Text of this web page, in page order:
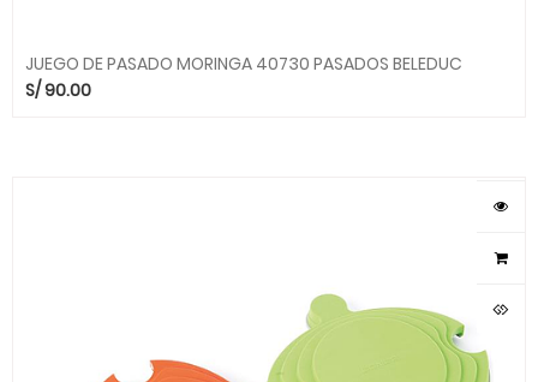
JUEGO DE PASADO MORINGA 40730 PASADOS BELEDUC
S/90.00